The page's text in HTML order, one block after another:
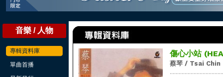
音樂 / 人物
專輯資料庫
單曲首播
傷心小站
蔡琴 / Tsai Chin